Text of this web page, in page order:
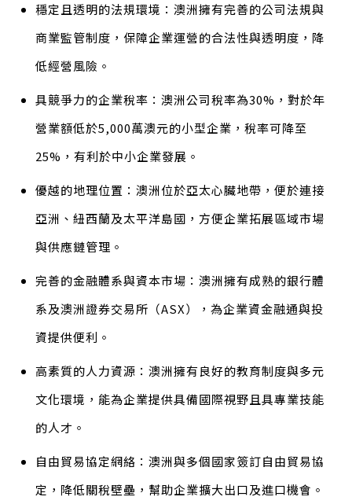
穩定且透明的法規環境：澳洲擁有完善的公司法規與
商業監管制度，保障企業運營的合法性與透明度，降
低經營風險。
具競爭力的企業稅率：澳洲公司稅率為30%，對於年
營業額低於5,000萬澳元的小型企業，稅率可降至
25%，有利於中小企業發展。
優越的地理位置：澳洲位於亞太心臟地帶，便於連接
亞洲、紐西蘭及太平洋島國，方便企業拓展區域市場
與供應鏈管理。
完善的金融體系與資本市場：澳洲擁有成熟的銀行體
系及澳洲證券交易所（ASX），為企業資金融通與投
資提供便利。
高素質的人力資源：澳洲擁有良好的教育制度與多元
文化環境，能為企業提供具備國際視野且具專業技能
的人才。
自由貿易協定網絡：澳洲與多個國家簽訂自由貿易協
定，降低關稅壁壘，幫助企業擴大出口及進口機會。